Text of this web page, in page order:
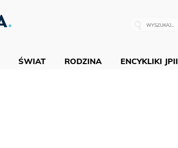
ŚWIAT RODZINA ENCYKLIKI JPII